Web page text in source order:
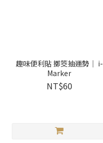
趣味便利貼 擲筊抽運勢｜ i-
Marker
NT$60